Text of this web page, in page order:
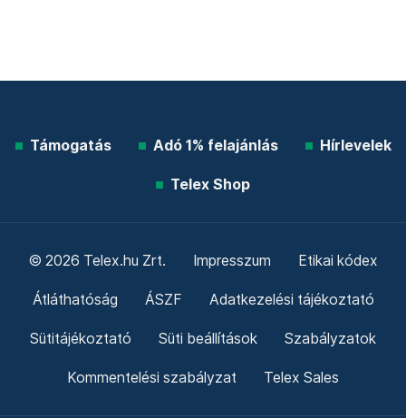
Támogatás Adó 1% felajánlás Hírlevelek
Telex Shop
© 2026 Telex.hu Zrt. Impresszum Etikai kódex
Átláthatóság ÁSZF Adatkezelési tájékoztató
Sütitájékoztató Süti beállítások Szabályzatok
Kommentelési szabályzat Telex Sales